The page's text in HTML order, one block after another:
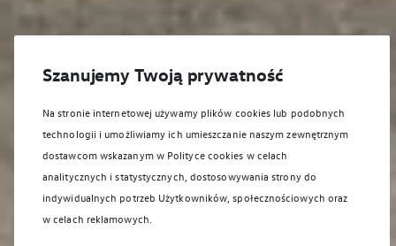
Szanujemy Twoją prywatność
Na stronie internetowej używamy plików cookies lub podobnych
technologii i umożliwiamy ich umieszczanie naszym zewnętrznym
dostawcom wskazanym w Polityce cookies w celach
analitycznych i statystycznych, dostosowywania strony do
indywidualnych potrzeb Użytkowników, społecznościowych oraz
w celach reklamowych.